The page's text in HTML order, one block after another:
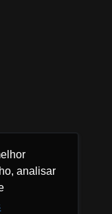
analisar